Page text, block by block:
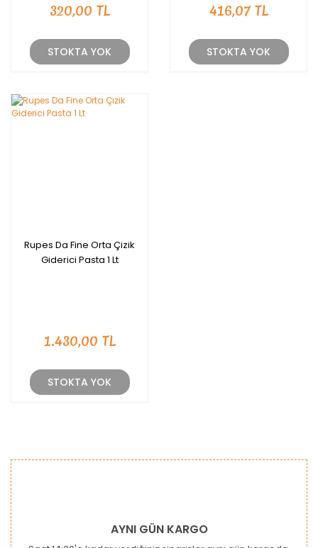
320,00 TL
STOKTA YOK
416,07 TL
STOKTA YOK
Rupes Da Fine Orta Çizik
Giderici Pasta 1 Lt
1.430,00 TL
STOKTA YOK
AYNI GÜN KARGO